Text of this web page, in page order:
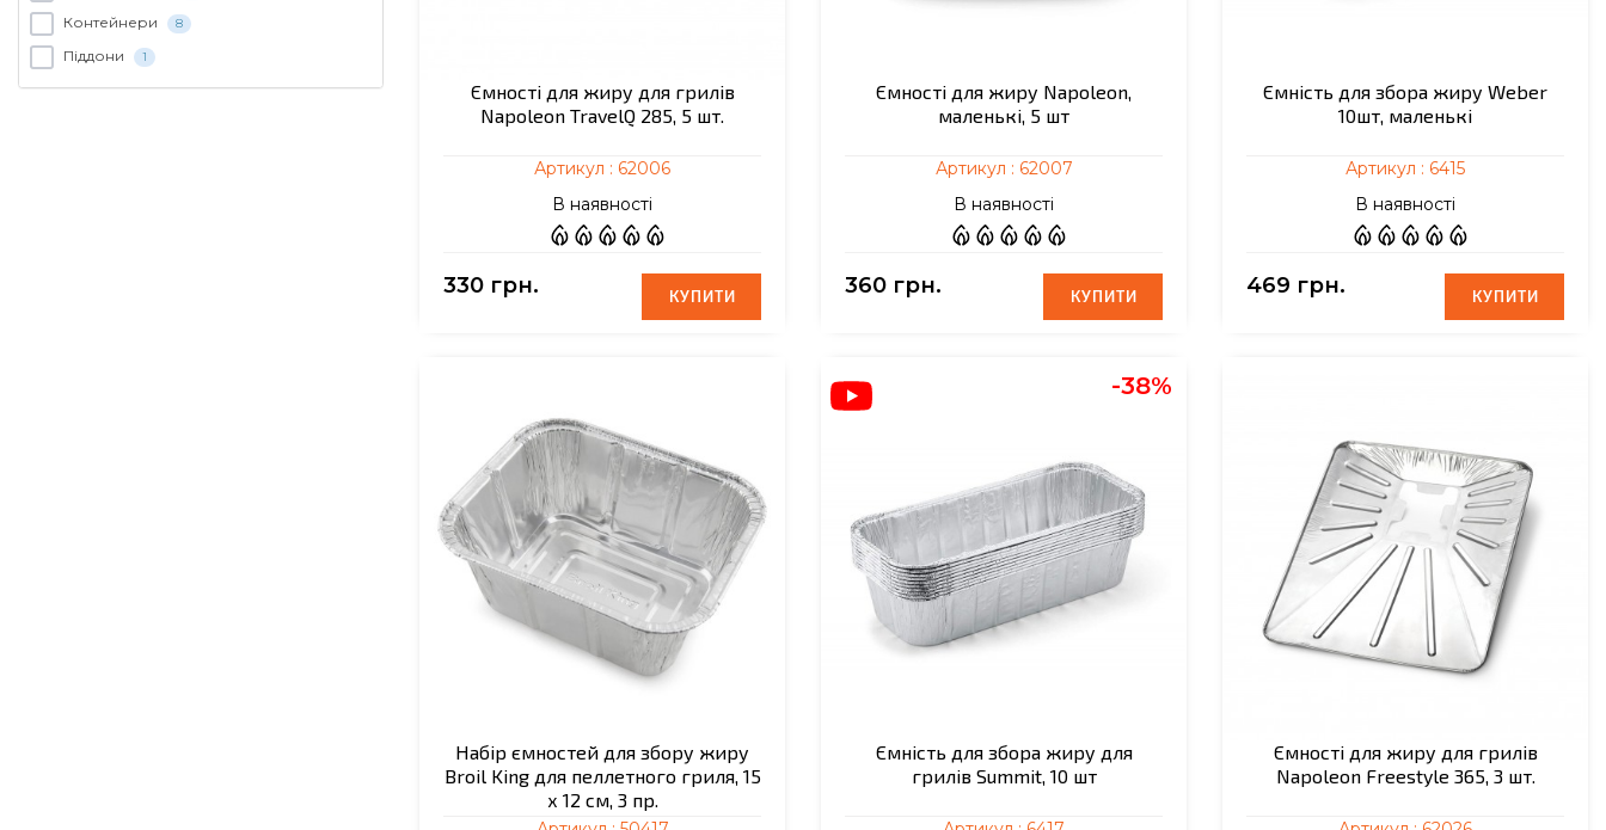
Контейнери 8
Піддони 1
Ємності для жиру для грилів
Napoleon TravelQ 285, 5 шт.
Артикул : 62006
В наявності
330 грн. КУПИТИ
КУПИТИ
Ємності для жиру Napoleon,
маленькі, 5 шт
Артикул : 62007
В наявності
360 грн. КУПИТИ
КУПИТИ
Ємність для збора жиру Weber
10шт, маленькі
Артикул : 6415
В наявності
469 грн. КУПИТИ
КУПИТИ
Набір ємностей для збору жиру
Broil King для пеллетного гриля, 15
х 12 см, 3 пр.
-38%
Ємність для збора жиру для
грилів Summit, 10 шт
Ємності для жиру для грилів
Napoleon Freestyle 365, 3 шт.